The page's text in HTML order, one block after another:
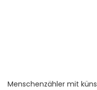
Menschenzähler mit